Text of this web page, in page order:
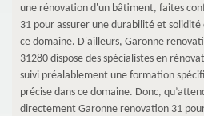
une rénovation d'un bâtiment, faites
31 pour assurer une durabilité et
ce domaine. D'ailleurs, Garonne
31280 dispose des spécialistes en
suivi préalablement une formation
précise dans ce domaine. Donc,
directement Garonne renovation 31